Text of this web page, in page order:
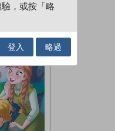
，或按「略
登入 略過